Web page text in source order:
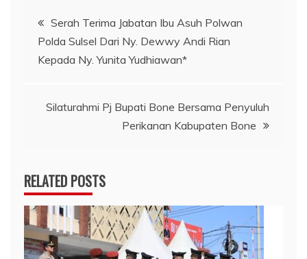
Navigasi
pos
Serah Terima Jabatan Ibu Asuh Polwan
Polda Sulsel Dari Ny. Dewwy Andi Rian
Kepada Ny. Yunita Yudhiawan*
Silaturahmi Pj Bupati Bone Bersama Penyuluh
Perikanan Kabupaten Bone
RELATED POSTS